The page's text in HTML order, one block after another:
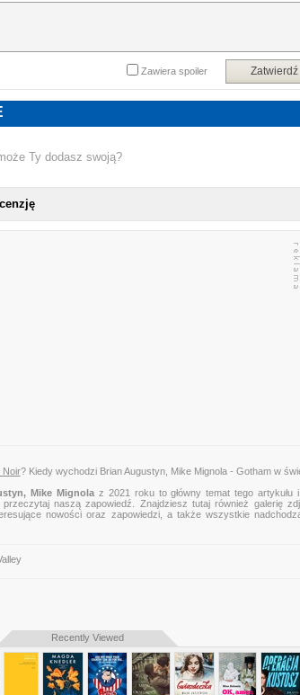
Zatwierdź
Zawiera spoiler
Ty dodasz swoją?
Noir? Kiedy wychodzi Brian Augustyn, Mike Mignola - Gotham w
Mike Mignolaz 2021 roku to główny temat tego artykułu
przeczytaj naszą zapowiedź. Znajdziesz tutaj również galerię
nowości oraz zapowiedzi, a także wszystkie
BRIAN AUGUSTYN, MIKE MIGNOLA - GOTHAM W
Recently Viewed